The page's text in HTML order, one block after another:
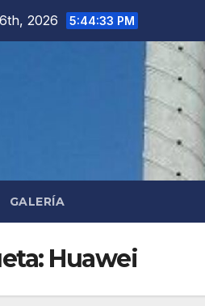
2026 5:44:34 PM
GALERÍA
Huawei